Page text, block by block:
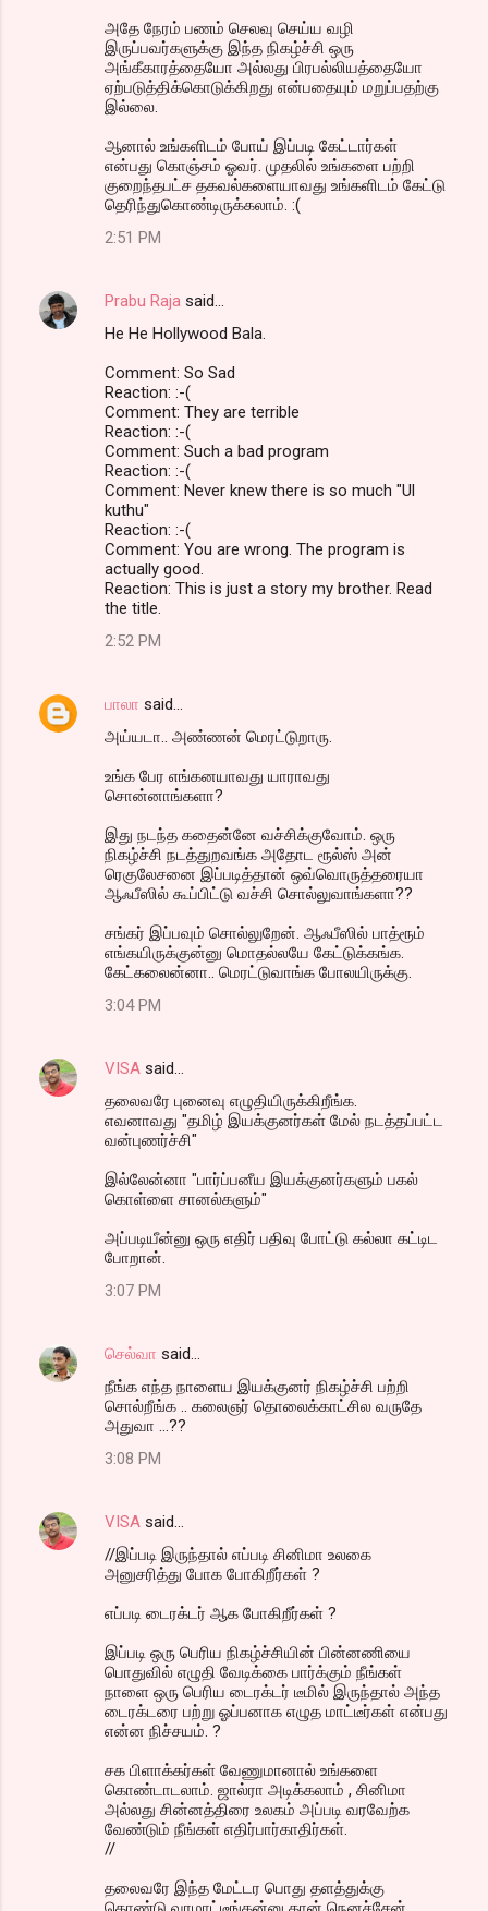
அதே நேரம் பணம் செலவு செய்ய வழி
இருப்பவர்களுக்கு இந்த நிகழ்ச்சி ஒரு
அங்கீகாரத்தையோ அல்லது பிரபல்லியத்தையோ
ஏற்படுத்திக்கொடுக்கிறது என்பதையும் மறுப்பதற்கு
இல்லை.
ஆனால் உங்களிடம் போய் இப்படி கேட்டார்கள்
என்பது கொஞ்சம் ஓவர். முதலில் உங்களை பற்றி
குறைந்தபட்ச தகவல்களையாவது உங்களிடம் கேட்டு
தெரிந்துகொண்டிருக்கலாம். :(
2:51 PM
Prabu Raja said…
He He Hollywood Bala.
Comment: So Sad
Reaction: :-(
Comment: They are terrible
Reaction: :-(
Comment: Such a bad program
Reaction: :-(
Comment: Never knew there is so much "Ul
kuthu"
Reaction: :-(
Comment: You are wrong. The program is
actually good.
Reaction: This is just a story my brother. Read
the title.
2:52 PM
பாலா said…
அய்யடா.. அண்ணன் மெரட்டுறாரு.
உங்க பேர எங்கனயாவது யாராவது
சொன்னாங்களா?
இது நடந்த கதைன்னே வச்சிக்குவோம். ஒரு
நிகழ்ச்சி நடத்துறவங்க அதோட ரூல்ஸ் அன்
ரெகுலேசனை இப்படித்தான் ஒவ்வொருத்தரையா
ஆஃபீஸில் கூப்பிட்டு வச்சி சொல்லுவாங்களா??
சங்கர் இப்பவும் சொல்லுறேன். ஆஃபீஸில் பாத்ரூம்
எங்கயிருக்குன்னு மொதல்லயே கேட்டுக்கங்க.
கேட்கலைன்னா.. மெரட்டுவாங்க போலயிருக்கு.
3:04 PM
VISA said…
தலைவரே புனைவு எழுதியிருக்கிறீங்க.
எவனாவது "தமிழ் இயக்குனர்கள் மேல் நடத்தப்பட்ட
வன்புணர்ச்சி"
இல்லேன்னா "பார்ப்பனீய இயக்குனர்களும் பகல்
கொள்ளை சானல்களும்"
அப்படியீன்னு ஒரு எதிர் பதிவு போட்டு கல்லா கட்டிட
போறான்.
3:07 PM
செல்வா said…
நீங்க எந்த நாளைய இயக்குனர் நிகழ்ச்சி பற்றி
சொல்றீங்க .. கலைஞர் தொலைக்காட்சில வருதே
அதுவா ...??
3:08 PM
VISA said…
//இப்படி இருந்தால் எப்படி சினிமா உலகை
அனுசரித்து போக போகிறீர்கள் ?
எப்படி டைரக்டர் ஆக போகிறீர்கள் ?
இப்படி ஒரு பெரிய நிகழ்ச்சியின் பின்னணியை
பொதுவில் எழுதி வேடிக்கை பார்க்கும் நீங்கள்
நாளை ஒரு பெரிய டைரக்டர் டீமில் இருந்தால் அந்த
டைரக்டரை பற்று ஓப்பனாக எழுத மாட்டீர்கள் என்பது
என்ன நிச்சயம். ?
சக பிளாக்கர்கள் வேணுமானால் உங்களை
கொண்டாடலாம். ஜால்ரா அடிக்கலாம் , சினிமா
அல்லது சின்னத்திரை உலகம் அப்படி வரவேற்க
வேண்டும் நீங்கள் எதிர்பார்காதிர்கள்.
//
தலைவரே இந்த மேட்டர பொது தளத்துக்கு